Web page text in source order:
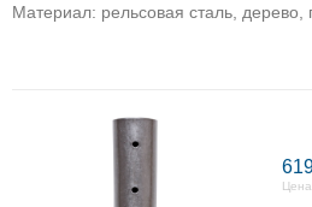
Материал: рельсовая сталь, дерево,